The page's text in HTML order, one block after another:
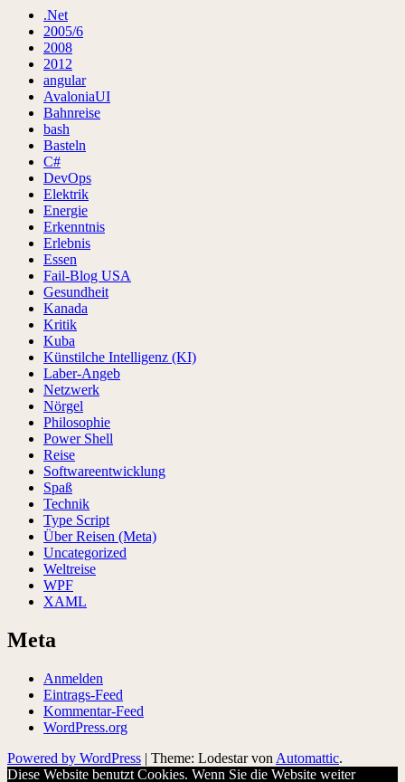
.Net
2005/6
2008
2012
angular
AvaloniaUI
Bahnreise
bash
Basteln
C#
DevOps
Elektrik
Energie
Erkenntnis
Erlebnis
Essen
Fail-Blog USA
Gesundheit
Kanada
Kritik
Kuba
Künstilche Intelligenz (KI)
Laber-Angeb
Netzwerk
Nörgel
Philosophie
Power Shell
Reise
Softwareentwicklung
Spaß
Technik
Type Script
Über Reisen (Meta)
Uncategorized
Weltreise
WPF
XAML
Meta
Anmelden
Eintrags-Feed
Kommentar-Feed
WordPress.org
Powered by WordPress | Theme: Lodestar von Automattic.
Diese Website benutzt Cookies. Wenn Sie die Website weiter